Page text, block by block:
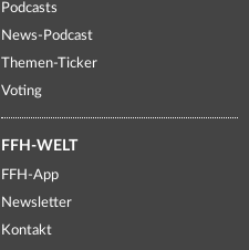
Podcasts
News-Podcast
Themen-Ticker
Voting
FFH-WELT
FFH-App
Newsletter
Kontakt